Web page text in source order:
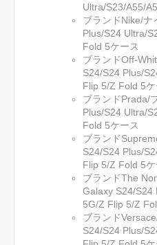
Ultra/S23/A55/
ブランドNike/ナ
Plus/S24 Ultra/
Fold 5ケース
ブランドOff-
S24/S24 Plus/
Flip 5/Z Fold 5ケ
ブランドPrada/
Plus/S24 Ultra/
Fold 5ケース
ブランド
S24/S24 Plus/
Flip 5/Z Fold 5ケ
ブランドThe
Galaxy S24/S24
5G/Z Flip 5/Z
ブランド
S24/S24 Plus/